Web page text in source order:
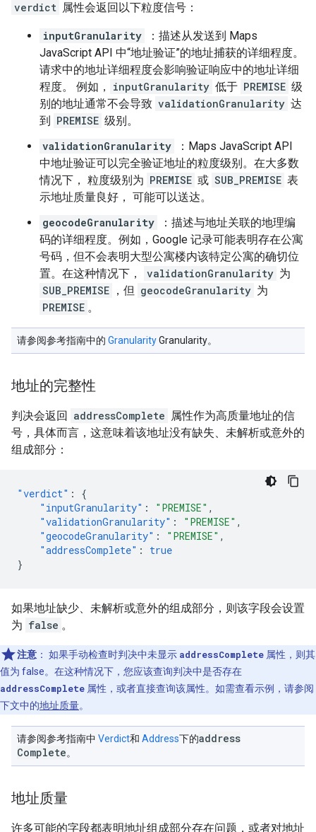
verdict 属性会返回以下粒度信号：
inputGranularity
：描述从发送到 Maps
JavaScript API 中“地址验证”的地址捕获的详细程度。
请求中的地址详细程度会影响验证响应中的地址详细
程度。 例如，
inputGranularity 低于 PREMISE 级
别的地址通常不会导致 validationGranularity 达
到 PREMISE 级别。
validationGranularity
：Maps JavaScript API
中地址验证可以完全验证地址的粒度级别。在大多数
情况下， 粒度级别为 PREMISE 或 SUB_PREMISE 表
示地址质量良好， 可能可以送达。
geocodeGranularity
：描述与地址关联的地理编
码的详细程度。例如，Google 记录可能表明存在公寓
号码，但不会表明大型公寓楼内该特定公寓的确切位
置。在这种情况下，
validationGranularity 为
SUB_PREMISE ，但 geocodeGranularity 为
PREMISE 。
请参阅参考指南中的 GranularityGranularity。
地址的完整性
判决会返回 addressComplete 属性作为高质量地址的信
号，具体而言，这意味着该地址没有缺失、未解析或意外的
组成部分：
"verdict" :
{
"inputGranularity" : "PREMISE" ,
"validationGranularity" : "PREMISE" ,
"geocodeGranularity" : "PREMISE" ,
"addressComplete" :
true
}
如果地址缺少、未解析或意外的组成部分，则该字段会设置
为 false 。
注意 ： 如果手动检查时判决中未显示 addressComplete 属性，则其
值为 false。在这种情况下，您应该查询判决中是否存在
addressComplete 属性，或者直接查询该属性。如需查看示例，请参阅
下文中的地址质量。
请参阅参考指南中 Verdict和 Address下的address
Complete。
地址质量
许多可能的字段都表明地址组成部分存在问题，或者对地址